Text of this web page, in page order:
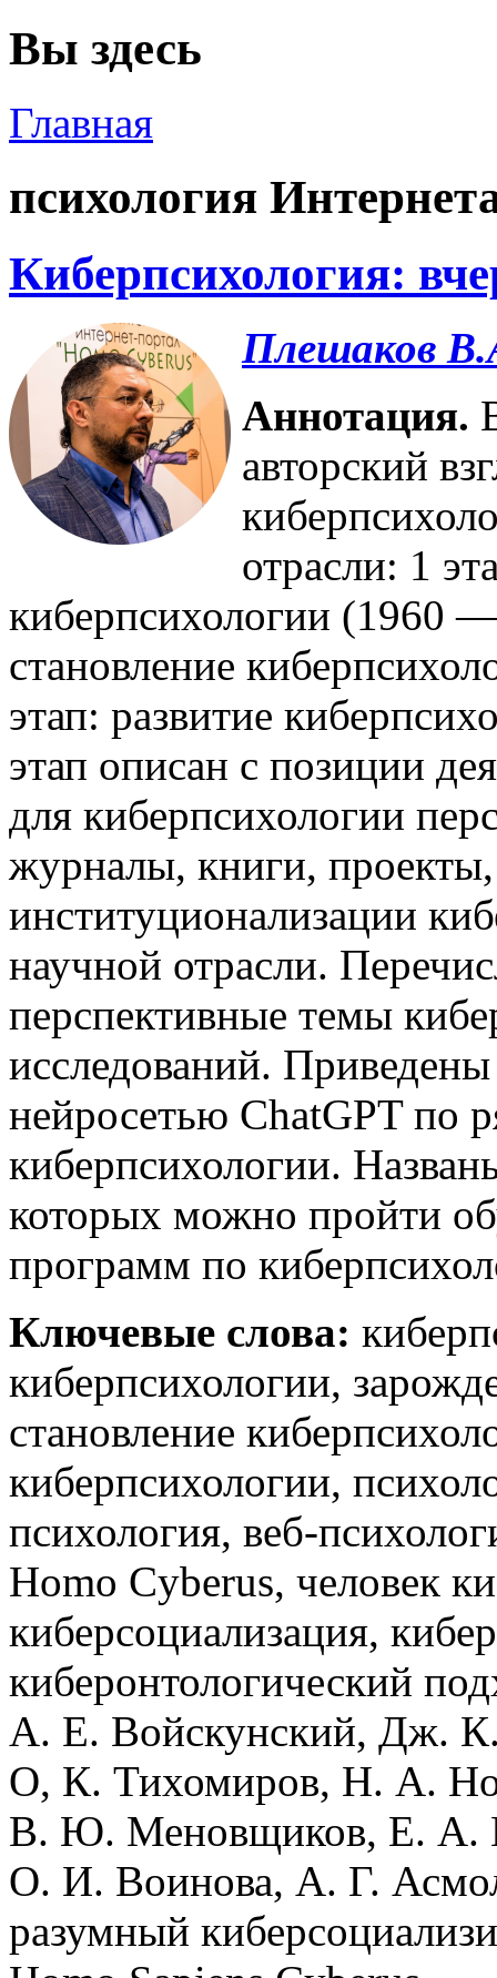
Вы здесь
Главная
психология
Киберпсихология:
Плешаков
Аннотация.
авторский
отрасли: 1
киберпсихологии (1960
становление
этап: развитие
этап описан с позиции
для киберпсихологии
журналы, книги,
институционализации
научной отрасли.
перспективные темы
исследований. Приведены
нейросетью ChatGPT по
киберпсихологии.
которых можно пройти
программ по
Ключевые слова:
киберпсихологии,
становление
киберпсихологии,
психология, веб-
Homo Cyberus, человек
киберсоциализация,
киберонтологический
А. Е. Войскунский, Дж.
О, К. Тихомиров, Н. А.
В. Ю. Меновщиков, Е. А.
О. И. Воинова, А. Г.
разумный